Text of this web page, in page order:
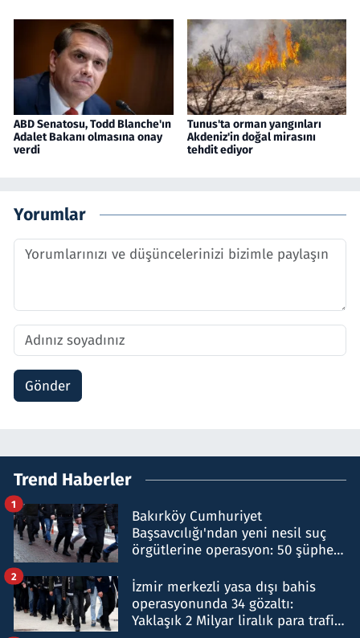
ABD Senatosu, Todd Blanche'ın
Adalet Bakanı olmasına onay
verdi
Tunus'ta orman yangınları
Akdeniz'in doğal mirasını
tehdit ediyor
Yorumlar
Gönder
Trend Haberler
Bakırköy Cumhuriyet
Başsavcılığı'ndan yeni nesil suç
örgütlerine operasyon: 50 şüpheli
1
İzmir merkezli yasa dışı bahis
operasyonunda 34 gözaltı:
Yaklaşık 2 Milyar liralık para trafiği
2